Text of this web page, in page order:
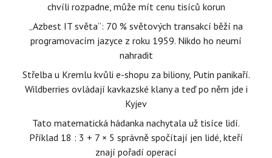
chvíli rozpadne, může mít cenu tisíců korun
„Azbest IT světa“: 70 % světových transakcí běží na
programovacím jazyce z roku 1959. Nikdo ho neumí
nahradit
Střelba u Kremlu kvůli e-shopu za biliony, Putin panikaří.
Wildberries ovládají kavkazské klany a teď po něm jde i
Kyjev
Tato matematická hádanka nachytala už tisíce lidí.
Příklad 18 : 3 + 7 × 5 správně spočítají jen lidé, kteří
znají pořadí operací